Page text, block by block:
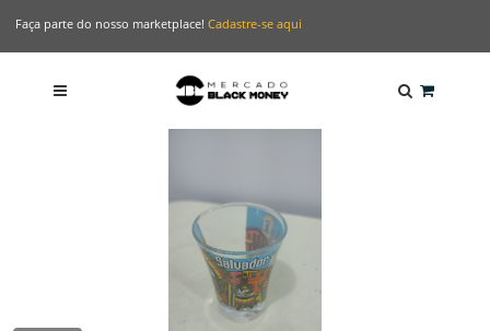
Faça parte do nosso marketplace! Cadastre-se aqui